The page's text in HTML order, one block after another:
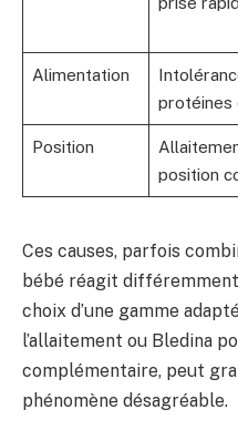
Alimentation
protéines
Position
position
Ces causes, parfois
bébé réagit
choix d’une gamme
l’allaitement ou Bledina
complémentaire, peut
phénomène désagréable.